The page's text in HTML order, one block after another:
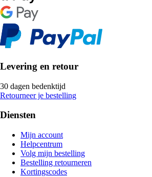
Levering en retour
30 dagen bedenktijd
Retourneer je bestelling
Diensten
Mijn account
Helpcentrum
Volg mijn bestelling
Bestelling retourneren
Kortingscodes